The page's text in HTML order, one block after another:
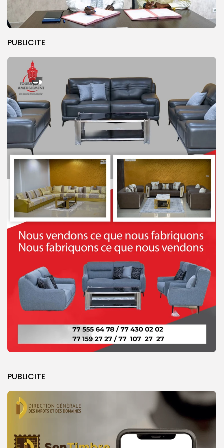
PUBLICITE
PUBLICITE